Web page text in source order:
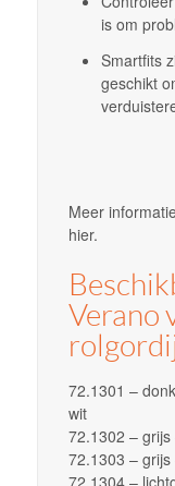
is om
Smartfits
geschikt
Meer
hier.
Verano
72.1301 –
wit
72.1302 –
72.1303 –